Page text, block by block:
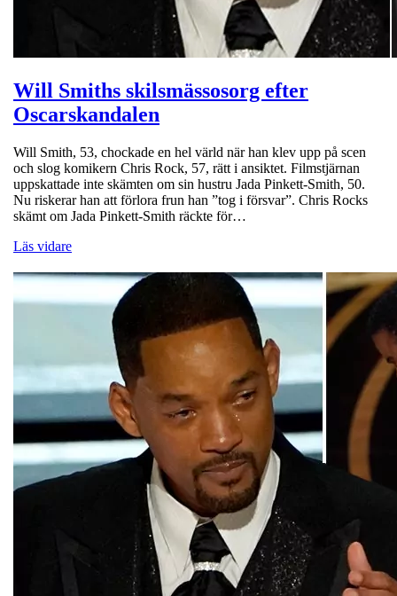
Will Smiths skilsmässosorg efter
Oscarskandalen
Will Smith, 53, chockade en hel värld när han klev upp på scen
och slog komikern Chris Rock, 57, rätt i ansiktet. Filmstjärnan
uppskattade inte skämten om sin hustru Jada Pinkett-Smith, 50.
Nu riskerar han att förlora frun han ”tog i försvar”. Chris Rocks
skämt om Jada Pinkett-Smith räckte för…
Läs vidare